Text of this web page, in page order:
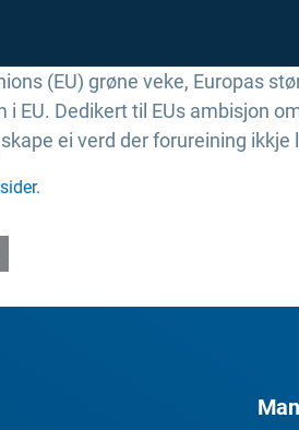
(EU) grøne veke, Europas
i EU. Dedikert til EUs ambisjon
ei verd der forureining